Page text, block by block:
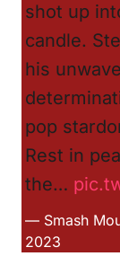
shot up
candle.
his
pop
Rest in
the…
— Smash
2023